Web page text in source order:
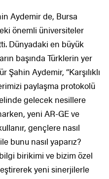
Aydemir de, Bursa
önemli üniversiteler
Dünyadaki en büyük
başında Türklerin yer
Şahin Aydemir, “Karşılıklı
paylaşma protokolü
gelecek nesillere
yeni AR-GE ve
gençlere nasıl
bunu nasıl yaparız?
birikimi ve bizim özel
yeni sinerjilerle